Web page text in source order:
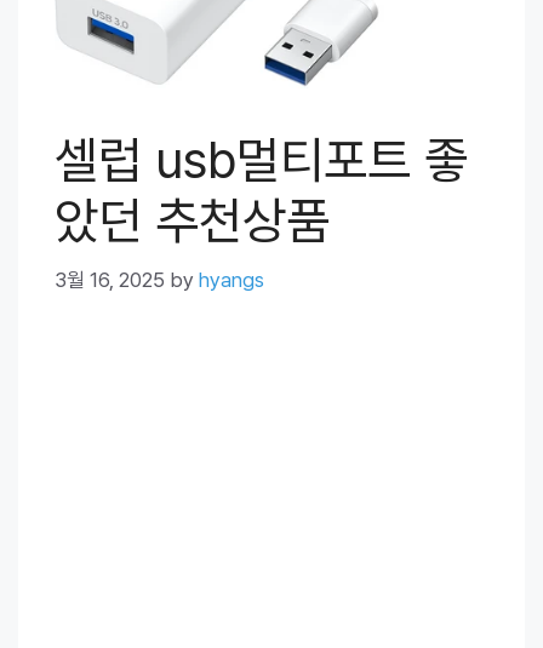
셀럽 usb멀티포트 좋
았던 추천상품
3월 16, 2025 by hyangs